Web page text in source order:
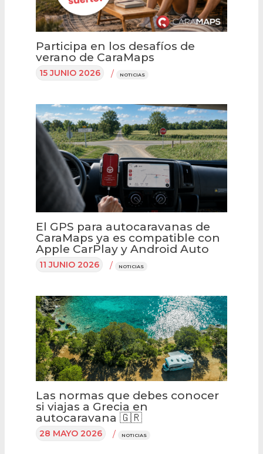
Participa en los desafíos de
verano de CaraMaps
15 JUNIO 2026 / NOTICIAS
El GPS para autocaravanas de
CaraMaps ya es compatible con
Apple CarPlay y Android Auto
11 JUNIO 2026 / NOTICIAS
Las normas que debes conocer
si viajas a Grecia en
autocaravana 🇬🇷
28 MAYO 2026 / NOTICIAS